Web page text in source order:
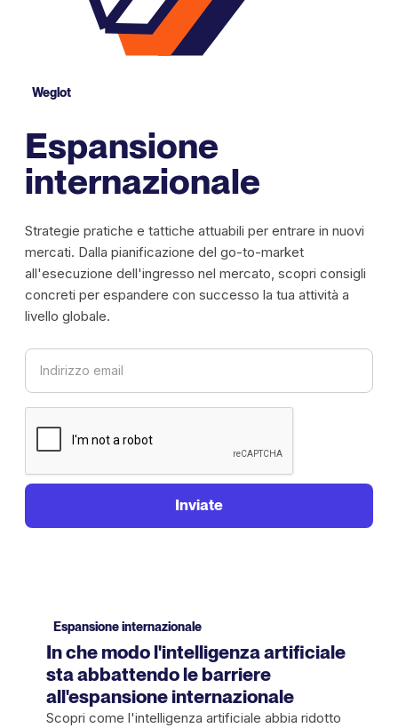
Weglot
Espansione
internazionale
Strategie pratiche e tattiche attuabili per entrare in nuovi
mercati. Dalla pianificazione del go-to-market
all'esecuzione dell'ingresso nel mercato, scopri consigli
concreti per espandere con successo la tua attività a
livello globale.
Espansione internazionale
In che modo l'intelligenza artificiale
sta abbattendo le barriere
all'espansione internazionale
Scopri come l'intelligenza artificiale abbia ridotto